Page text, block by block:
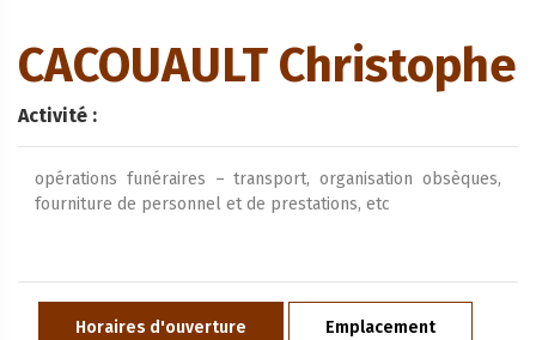
CACOUAULT Christophe
Activité :
opérations funéraires – transport, organisation obsèques,
fourniture de personnel et de prestations, etc
Horaires d'ouverture Emplacement